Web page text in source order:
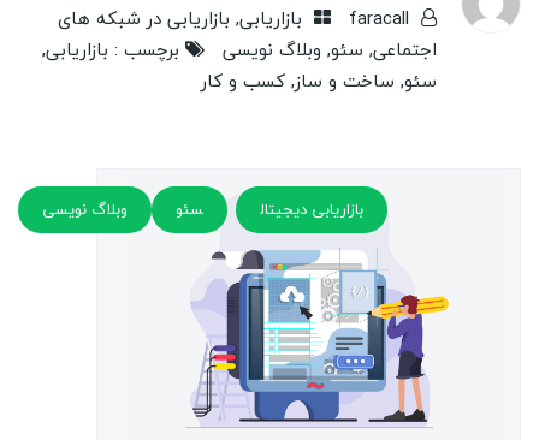
faracall
بازاریابی, بازاریابی در شبکه های
اجتماعی, سئو, وبلاگ نویسی برچسب : بازاریابی,
سئو, ساخت و ساز,کسب و کار
بازاریابی دیجیتال سئو وبلاگ نویسی